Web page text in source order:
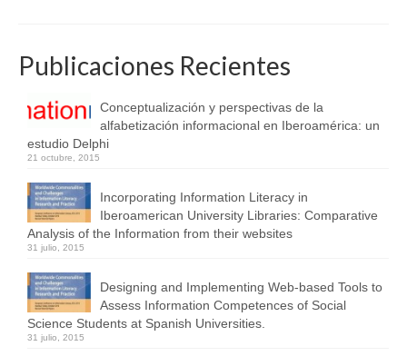
Publicaciones Recientes
Conceptualización y perspectivas de la
alfabetización informacional en Iberoamérica: un
estudio Delphi
21 octubre, 2015
Incorporating Information Literacy in
Iberoamerican University Libraries: Comparative
Analysis of the Information from their websites
31 julio, 2015
Designing and Implementing Web-based Tools to
Assess Information Competences of Social
Science Students at Spanish Universities.
31 julio, 2015